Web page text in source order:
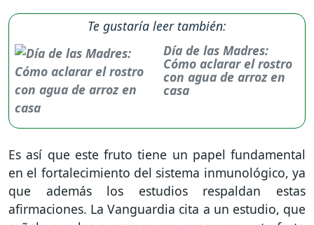
Te gustaría leer también:
Día de las Madres:
Cómo aclarar el rostro
con agua de arroz en
casa
Es así que este fruto tiene un papel fundamental
en el fortalecimiento del sistema inmunológico, ya
que además los estudios respaldan estas
afirmaciones. La Vanguardia cita a un estudio, que